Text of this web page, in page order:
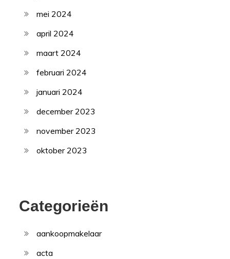
mei 2024
april 2024
maart 2024
februari 2024
januari 2024
december 2023
november 2023
oktober 2023
Categorieën
aankoopmakelaar
acta